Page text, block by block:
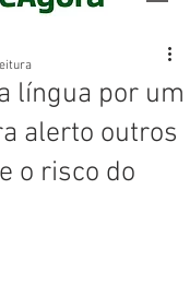
língua por um
alerto outros
o risco do